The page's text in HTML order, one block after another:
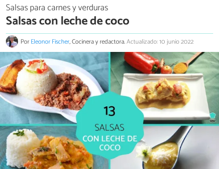
Salsas para carnes y verduras
Salsas con leche de coco
PorEleonor Fischer, Cocinera y redactora.Actualizado: 10 junio 2022